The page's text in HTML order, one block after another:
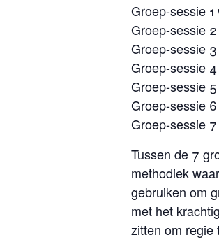
Groep-sessie
Groep-sessie
Groep-sessie
Groep-sessie
Groep-sessie
Groep-sessie
Groep-sessie
Tussen de 7
methodiek
gebruiken om
met het
zitten om regie